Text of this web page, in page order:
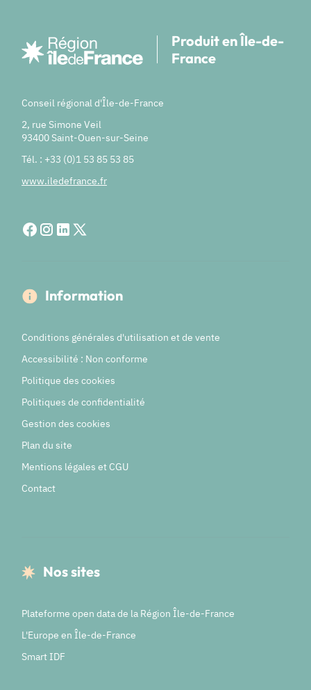
Produit en Île-de-
France
Conseil régional d'Île-de-France
2, rue Simone Veil
93400 Saint-Ouen-sur-Seine
Tél. : +33 (0)1 53 85 53 85
www.iledefrance.fr
Information
Conditions générales d'utilisation et de vente
Accessibilité : Non conforme
Politique des cookies
Politiques de confidentialité
Gestion des cookies
Plan du site
Mentions légales et CGU
Contact
Nos sites
Plateforme open data de la Région Île-de-France
L'Europe en Île-de-France
Smart IDF